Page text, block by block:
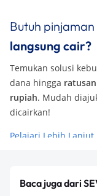
Butuh
langsung cair?
Temukan solusi
dana hingga
rupiah. Mudah
dicairkan!
Pelajari Lebih Lanjut
Baca juga dari